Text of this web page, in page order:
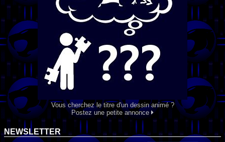
Vous cherchez le titre d'un dessin animé ?
Postez une petite annonce
NEWSLETTER